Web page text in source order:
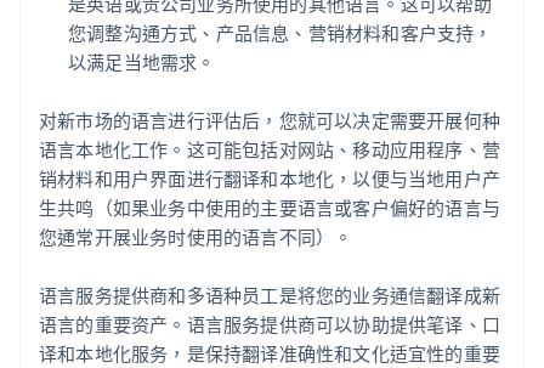
您调整沟通方式、产品信息、营销材料和客户支持，
以满足当地需求。
对新市场的语言进行评估后，您就可以决定需要开展何种
语言本地化工作。这可能包括对网站、移动应用程序、营
销材料和用户界面进行翻译和本地化，以便与当地用户产
生共鸣（如果业务中使用的主要语言或客户偏好的语言与
您通常开展业务时使用的语言不同）。
语言服务提供商和多语种员工是将您的业务通信翻译成新
语言的重要资产。语言服务提供商可以协助提供笔译、口
译和本地化服务，是保持翻译准确性和文化适宜性的重要